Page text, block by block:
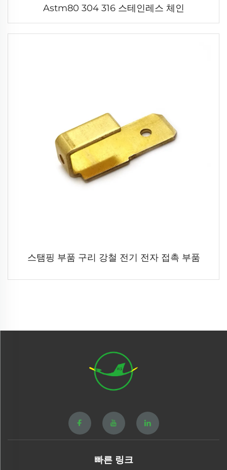
Astm80 304 316 스테인레스 체인
스탬핑 부품 구리 강철 전기 전자 접촉 부품
빠른 링크